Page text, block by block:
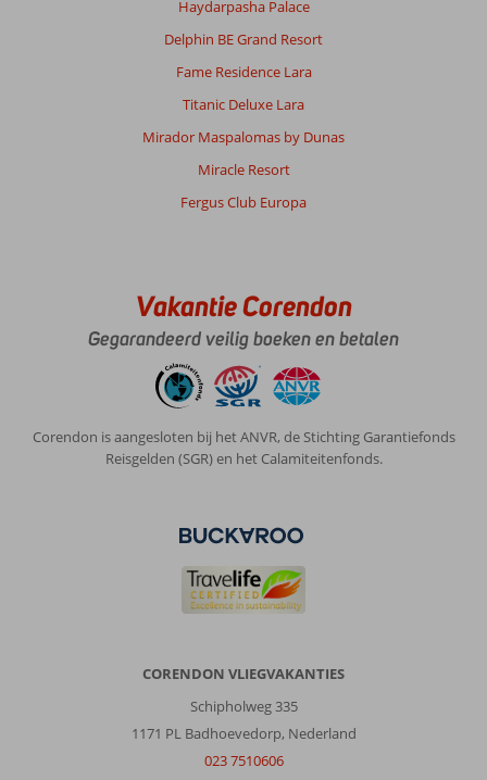
Haydarpasha Palace
Delphin BE Grand Resort
Fame Residence Lara
Titanic Deluxe Lara
Mirador Maspalomas by Dunas
Miracle Resort
Fergus Club Europa
Vakantie Corendon
Gegarandeerd veilig boeken en betalen
Corendon is aangesloten bij het ANVR, de Stichting Garantiefonds
Reisgelden (SGR) en het Calamiteitenfonds.
CORENDON VLIEGVAKANTIES
Schipholweg 335
1171 PL Badhoevedorp, Nederland
023 7510606